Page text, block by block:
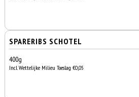
SPARERIBS SCHOTEL
400g
Incl. Wettelijke Milieu Toeslag €0,05